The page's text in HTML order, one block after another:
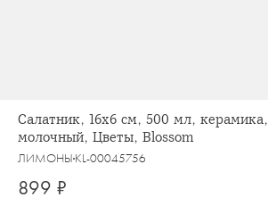
Салатник, 16х6 см, 500 мл, керамика,
молочный, Цветы, Blossom
ЛИМОНЫ KL-00045756
899 ₽